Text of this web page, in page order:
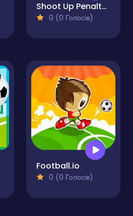
Shoot Up Penalty Kicks
0 (0 Голосів)
Football.io
0 (0 Голосів)